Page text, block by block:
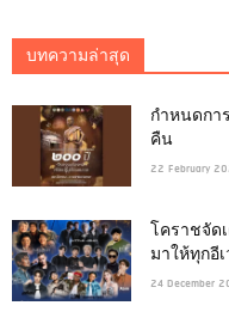
บทความล่าสุด
กำหนดกา
คืน
22 February
โคราชจัด
มาให้ทุกอี
24 December